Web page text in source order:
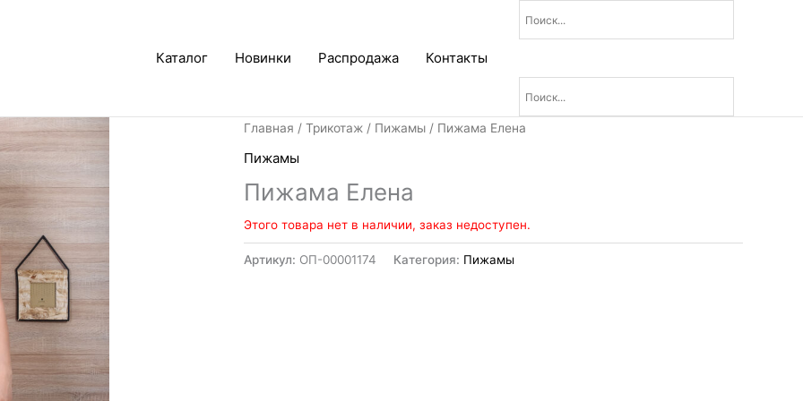
Каталог Новинки Распродажа Контакты
Главная /Трикотаж / Пижамы / Пижама Елена
Пижамы
Пижама Елена
Этого товара нет в наличии, заказ недоступен.
Артикул: ОП-00001174 Категория: Пижамы